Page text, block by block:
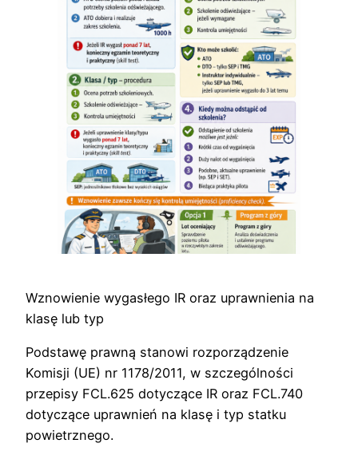
Wznowienie wygasłego IR oraz uprawnienia na
klasę lub typ
Podstawę prawną stanowi rozporządzenie
Komisji (UE) nr 1178/2011, w szczególności
przepisy FCL.625 dotyczące IR oraz FCL.740
dotyczące uprawnień na klasę i typ statku
powietrznego.